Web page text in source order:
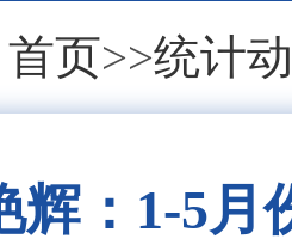
首页>>统计
辉：1-5月